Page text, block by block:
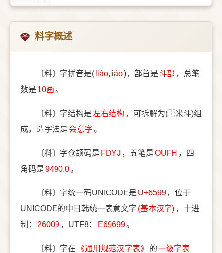
料字概述
〔料〕字拼音是( liào,liáo)，部首是 ⽃部 ，总笔
数是 10画。
〔料〕字结构是 左右结构 ，可拆解为(⿰米斗)组
成，造字法是 会意字。
〔料〕字仓颉码是 FDYJ ，五笔是OUFH ，四
角码是9490.0。
〔料〕字统一码UNICODE是 U+6599 ，位于
UNICODE的中日韩统一表意文字 (基本汉字) ，十进
制：
26009 ，UTF8： E69699。
〔料〕字在 《通用规范汉字表》 的一级字表